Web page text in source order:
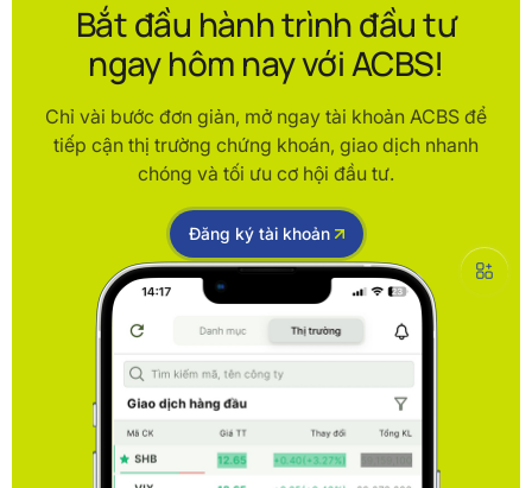
Bắt đầu hành trình đầu tư
ngay hôm nay với ACBS!
Chỉ vài bước đơn giản, mở ngay tài khoản ACBS để
tiếp cận thị trường chứng khoán, giao dịch nhanh
chóng và tối ưu cơ hội đầu tư.
Đăng ký tài khoản